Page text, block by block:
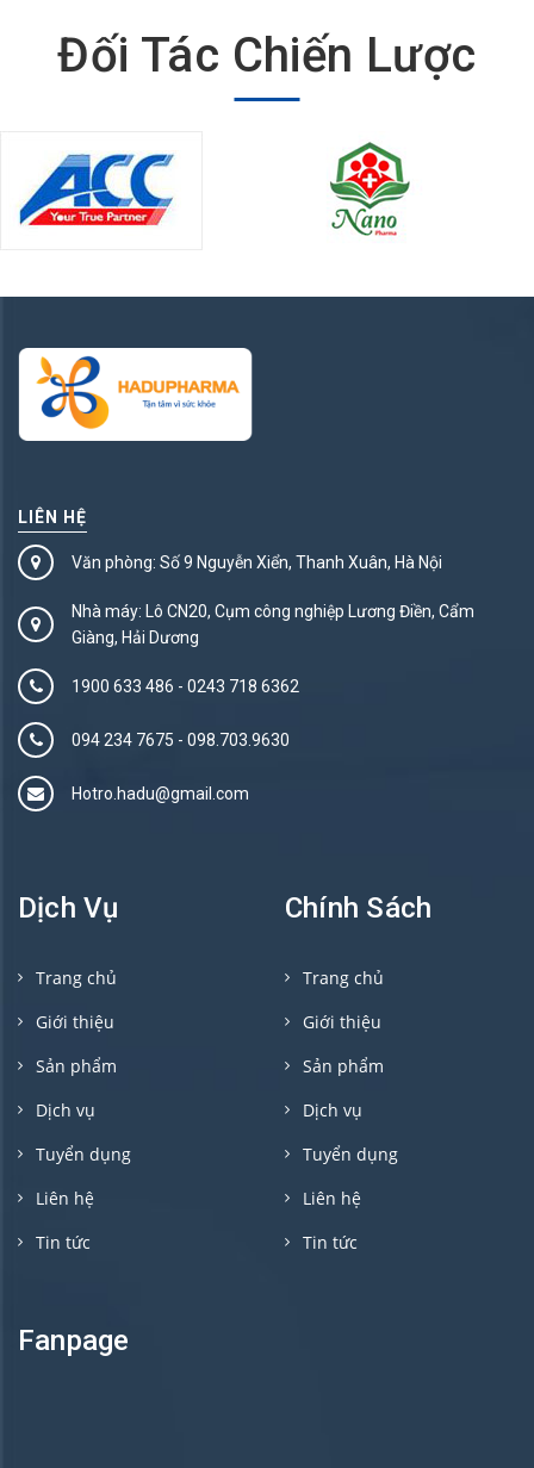
Đối Tác Chiến Lược
LIÊN HỆ
Văn phòng: Số 9 Nguyễn Xiển, Thanh Xuân, Hà Nội
Nhà máy: Lô CN20, Cụm công nghiệp Lương Điền, Cẩm
Giàng, Hải Dương
1900 633 486 - 0243 718 6362
094 234 7675‬ - 098.703.9630
Hotro.hadu@gmail.com
Dịch Vụ
Trang chủ
Giới thiệu
Sản phẩm
Dịch vụ
Tuyển dụng
Liên hệ
Tin tức
Chính Sách
Trang chủ
Giới thiệu
Sản phẩm
Dịch vụ
Tuyển dụng
Liên hệ
Tin tức
Fanpage